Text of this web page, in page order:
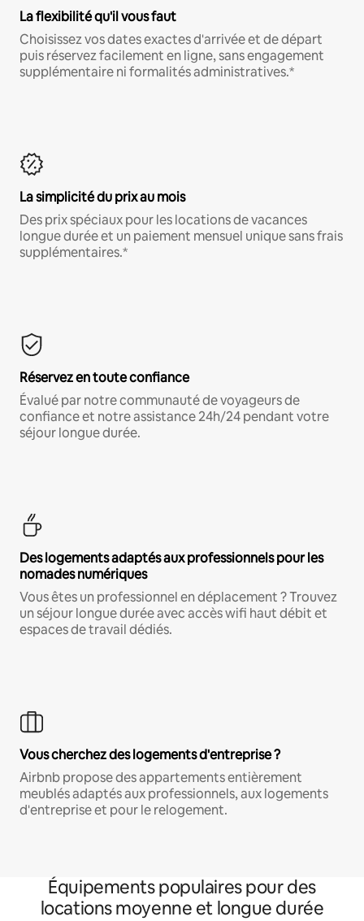
La flexibilité qu'il vous faut
Choisissez vos dates exactes d'arrivée et de départ
puis réservez facilement en ligne, sans engagement
supplémentaire ni formalités administratives.*
La simplicité du prix au mois
Des prix spéciaux pour les locations de vacances
longue durée et un paiement mensuel unique sans frais
supplémentaires.*
Réservez en toute confiance
Évalué par notre communauté de voyageurs de
confiance et notre assistance 24h/24 pendant votre
séjour longue durée.
Des logements adaptés aux professionnels pour les
nomades numériques
Vous êtes un professionnel en déplacement ? Trouvez
un séjour longue durée avec accès wifi haut débit et
espaces de travail dédiés.
Vous cherchez des logements d'entreprise ?
Airbnb propose des appartements entièrement
meublés adaptés aux professionnels, aux logements
d'entreprise et pour le relogement.
Équipements populaires pour des
locations moyenne et longue durée